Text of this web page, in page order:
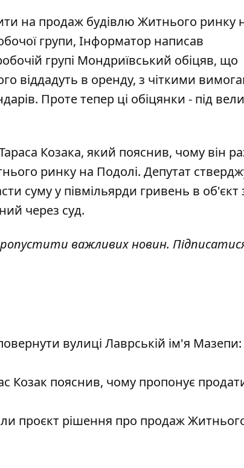
на продаж будівлю Житнього ринку
групи, Інформатор написав
групі Мондриївський обіцяв, що
віддадуть в оренду, з чіткими
Проте тепер ці обіцянки - під
Козака, який пояснив, чому він
ринку на Подолі. Депутат
суму у півмільярди гривень в об'єкт
через суд.
важливих новин.
вулиці Лаврській ім'я
Козак пояснив, чому пропонує
проєкт рішення про продаж